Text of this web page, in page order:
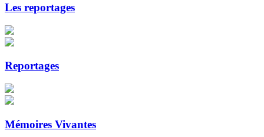
Les reportages
Reportages
Mémoires Vivantes